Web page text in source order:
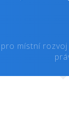
místní rozvoj